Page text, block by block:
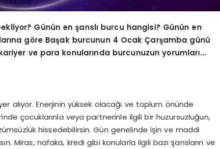
Günün en şanslı burcu hangisi? Günün en
göre Başak burcunun 4 Ocak Çarşamba günü
ve para konularında burcunuzun yorumları…
alıyor. Enerjinin yüksek olacağı ve toplum önünde
çocuklarınla veya partnerinle ilgili bir huzursuzluğun,
hissedebilirsin. Gün genelinde işin ve maddi
Miras, nafaka, kredi gibi konularla ilgili bazı şansların ve